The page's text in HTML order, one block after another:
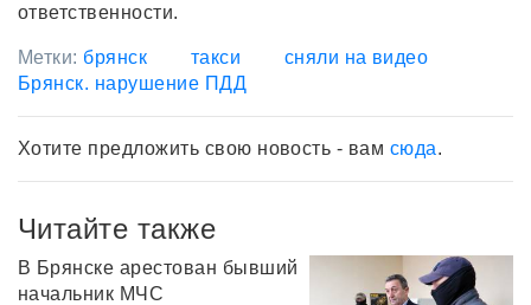
ответственности.
Метки: брянск такси
сняли на видео
Брянск. нарушение ПДД
Хотите предложить свою новость - вам сюда.
Читайте также
В Брянске арестован бывший
начальник МЧС